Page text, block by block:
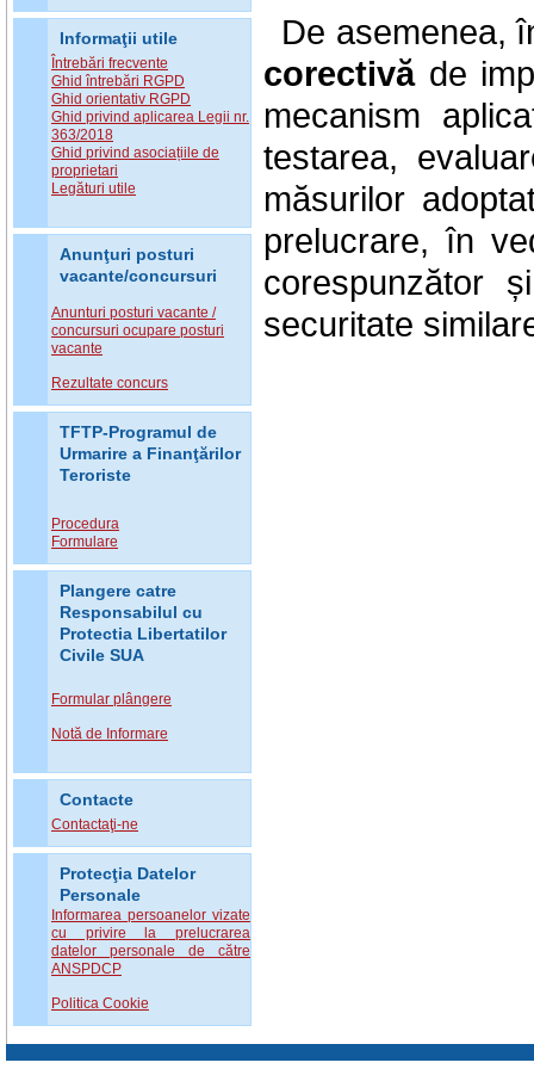
Informaţii utile
Întrebări frecvente
Ghid întrebări RGPD
Ghid orientativ RGPD
Ghid privind aplicarea Legii nr.
363/2018
Ghid privind asociațiile de
proprietari
Legături utile
Anunţuri posturi
vacante/concursuri
Anunturi posturi vacante /
concursuri ocupare posturi
vacante
Rezultate concurs
TFTP-Programul de
Urmarire a Finanţărilor
Teroriste
Procedura
Formulare
Plangere catre
Responsabilul cu
Protectia Libertatilor
Civile SUA
Formular plângere
Notă de Informare
Contacte
Contactaţi-ne
Protecţia Datelor
Personale
Informarea persoanelor vizate
cu privire la prelucrarea
datelor personale de către
ANSPDCP
Politica Cookie
De asemenea,
corectivăde
mecanism
testarea,
măsurilor
prelucrare, în
corespunzător
securitate